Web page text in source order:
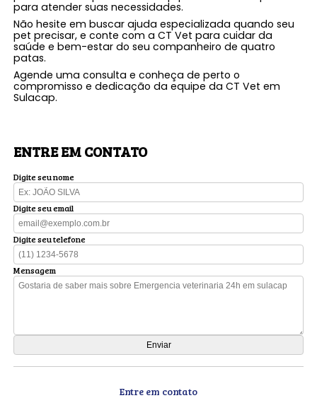
para atender suas necessidades.
Não hesite em buscar ajuda especializada quando seu
pet precisar, e conte com a CT Vet para cuidar da
saúde e bem-estar do seu companheiro de quatro
patas.
Agende uma consulta e conheça de perto o
compromisso e dedicação da equipe da CT Vet em
Sulacap.
ENTRE EM CONTATO
Digite seu nome
Digite seu email
Digite seu telefone
Mensagem
Entre em contato